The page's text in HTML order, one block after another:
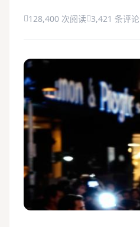
128,400 次阅读 3,421 条评论